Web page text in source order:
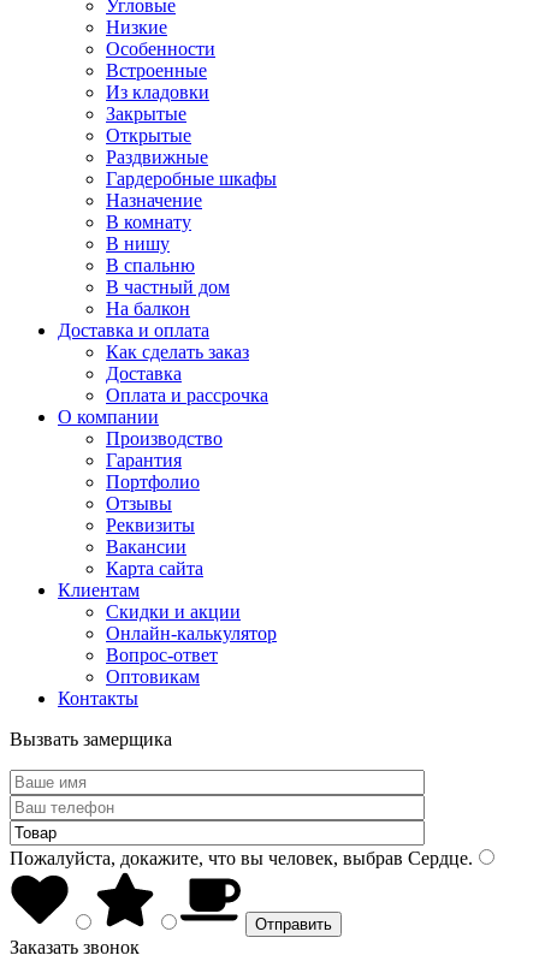
Угловые
Низкие
Особенности
Встроенные
Из кладовки
Закрытые
Открытые
Раздвижные
Гардеробные шкафы
Назначение
В комнату
В нишу
В спальню
В частный дом
На балкон
Доставка и оплата
Как сделать заказ
Доставка
Оплата и рассрочка
О компании
Производство
Гарантия
Портфолио
Отзывы
Реквизиты
Вакансии
Карта сайта
Клиентам
Скидки и акции
Онлайн-калькулятор
Вопрос-ответ
Оптовикам
Контакты
Вызвать замерщика
Пожалуйста, докажите, что вы человек, выбрав Сердце.
Заказать звонок